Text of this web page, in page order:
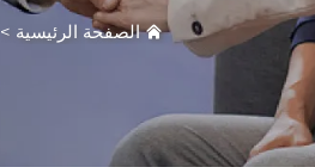
الصفحة الرئيسية >